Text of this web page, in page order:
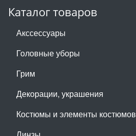
Каталог товаров
Акссессуары
Головные уборы
Грим
Декорации, украшения
Костюмы и элементы костюмов